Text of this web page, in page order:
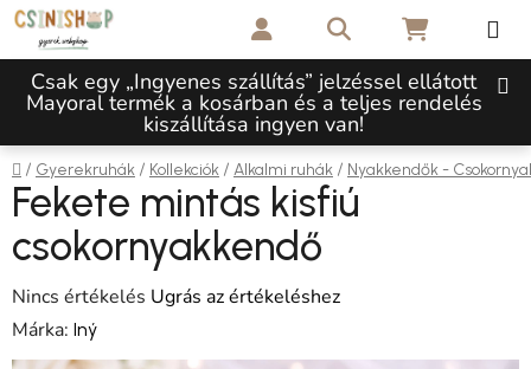
Ugrás a fő tartalomhoz
Csak egy „Ingyenes szállítás” jelzéssel ellátott
Mayoral termék a kosárban és a teljes rendelés
kiszállítása ingyen van!
KeresésKOSÁR
Kezdőlap
/ Gyerekruhák / Kollekciók / Alkalmi ruhák / Nyakkendők -
Fekete mintás kisfiú
csokornyakkendő
A termék átlagos értékelése 5-ből 0,0 csillag.
Nincs értékelés Ugrás az értékeléshez
Márka: Iný